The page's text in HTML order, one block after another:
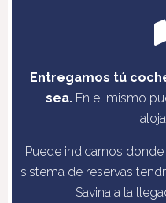
Entregamos tú
sea. En el mismo
Puede indicarnos
sistema de reservas
Savina a la